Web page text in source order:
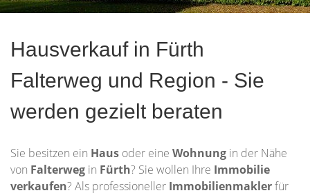
Hausverkauf in Fürth
Falterweg und Region - Sie
werden gezielt beraten
Sie besitzen ein Haus oder eine Wohnung in der Nähe
von Falterweg in Fürth? Sie wollen Ihre Immobilie
verkaufen? Als professioneller Immobilienmaklerfür